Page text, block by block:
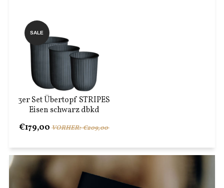
3er Set Übertopf STRIPES
Eisen schwarz dbkd
SALE
€179,00 VORHER: €209,00